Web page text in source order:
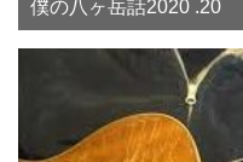
僕の八ヶ岳話2020 .20